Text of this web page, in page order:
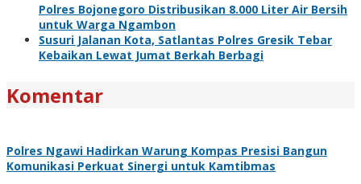
Polres Bojonegoro Distribusikan 8.000 Liter Air Bersih
untuk Warga Ngambon
Susuri Jalanan Kota, Satlantas Polres Gresik Tebar
Kebaikan Lewat Jumat Berkah Berbagi
Komentar
Polres Ngawi Hadirkan Warung Kompas Presisi Bangun
Komunikasi Perkuat Sinergi untuk Kamtibmas